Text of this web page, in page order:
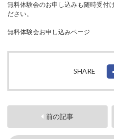
無料体験会のお申し込みも随時受付
ださい。
無料体験会お申し込みページ
SHARE
前の記事